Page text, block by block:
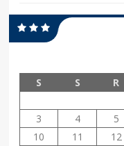
S
S R
3
4 5
10
11 12